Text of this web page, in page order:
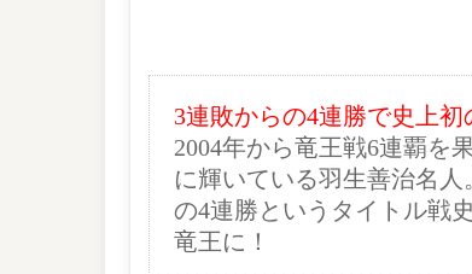
3連敗からの4連勝で史上初
2004年から竜王戦6連覇を
に輝いている羽生善治名
の4連勝というタイトル戦
竜王に！